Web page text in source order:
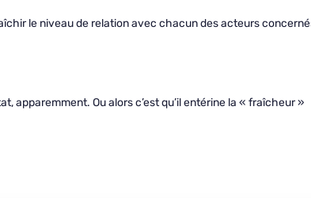
le niveau de relation avec chacun des acteurs
apparemment. Ou alors c’est qu’il entérine la « fraîcheur »